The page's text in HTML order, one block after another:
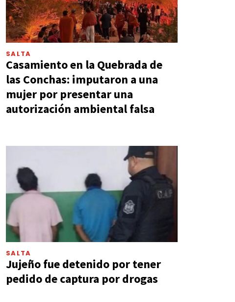
SALTA
Casamiento en la Quebrada de
las Conchas: imputaron a una
mujer por presentar una
autorización ambiental falsa
SALTA
Jujeño fue detenido por tener
pedido de captura por drogas